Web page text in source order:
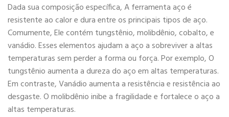
Dada sua composição específica, A ferramenta aço é
resistente ao calor e dura entre os principais tipos de aço.
Comumente, Ele contém tungstênio, molibdênio, cobalto, e
vanádio. Esses elementos ajudam a aço a sobreviver a altas
temperaturas sem perder a forma ou força. Por exemplo, O
tungstênio aumenta a dureza do aço em altas temperaturas.
Em contraste, Vanádio aumenta a resistência e resistência ao
desgaste. O molibdênio inibe a fragilidade e fortalece o aço a
altas temperaturas.